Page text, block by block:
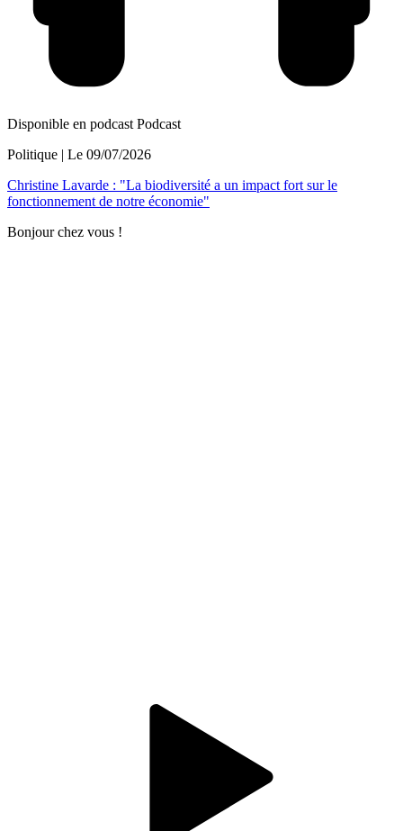
Disponible en podcast Podcast
Politique | Le 09/07/2026
Christine Lavarde : "La biodiversité a un impact fort sur le
fonctionnement de notre économie"
Bonjour chez vous !